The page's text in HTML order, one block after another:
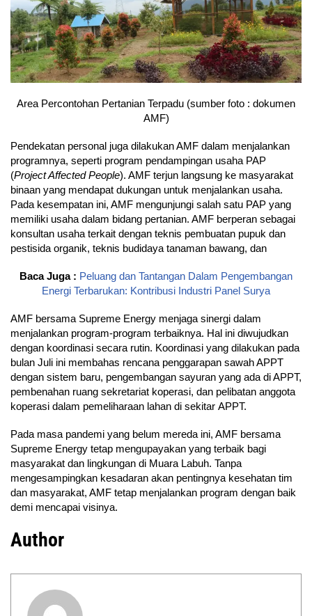
Area Percontohan Pertanian Terpadu (sumber foto : dokumen
AMF)
Pendekatan personal juga dilakukan AMF dalam menjalankan
programnya, seperti program pendampingan usaha PAP
(Project Affected People). AMF terjun langsung ke masyarakat
binaan yang mendapat dukungan untuk menjalankan usaha.
Pada kesempatan ini, AMF mengunjungi salah satu PAP yang
memiliki usaha dalam bidang pertanian. AMF berperan sebagai
konsultan usaha terkait dengan teknis pembuatan pupuk dan
pestisida organik, teknis budidaya tanaman bawang, dan
Baca Juga : Peluang dan Tantangan Dalam Pengembangan
Energi Terbarukan: Kontribusi Industri Panel Surya
AMF bersama Supreme Energy menjaga sinergi dalam
menjalankan program-program terbaiknya. Hal ini diwujudkan
dengan koordinasi secara rutin. Koordinasi yang dilakukan pada
bulan Juli ini membahas rencana penggarapan sawah APPT
dengan sistem baru, pengembangan sayuran yang ada di APPT,
pembenahan ruang sekretariat koperasi, dan pelibatan anggota
koperasi dalam pemeliharaan lahan di sekitar APPT.
Pada masa pandemi yang belum mereda ini, AMF bersama
Supreme Energy tetap mengupayakan yang terbaik bagi
masyarakat dan lingkungan di Muara Labuh. Tanpa
mengesampingkan kesadaran akan pentingnya kesehatan tim
dan masyarakat, AMF tetap menjalankan program dengan baik
demi mencapai visinya.
Author